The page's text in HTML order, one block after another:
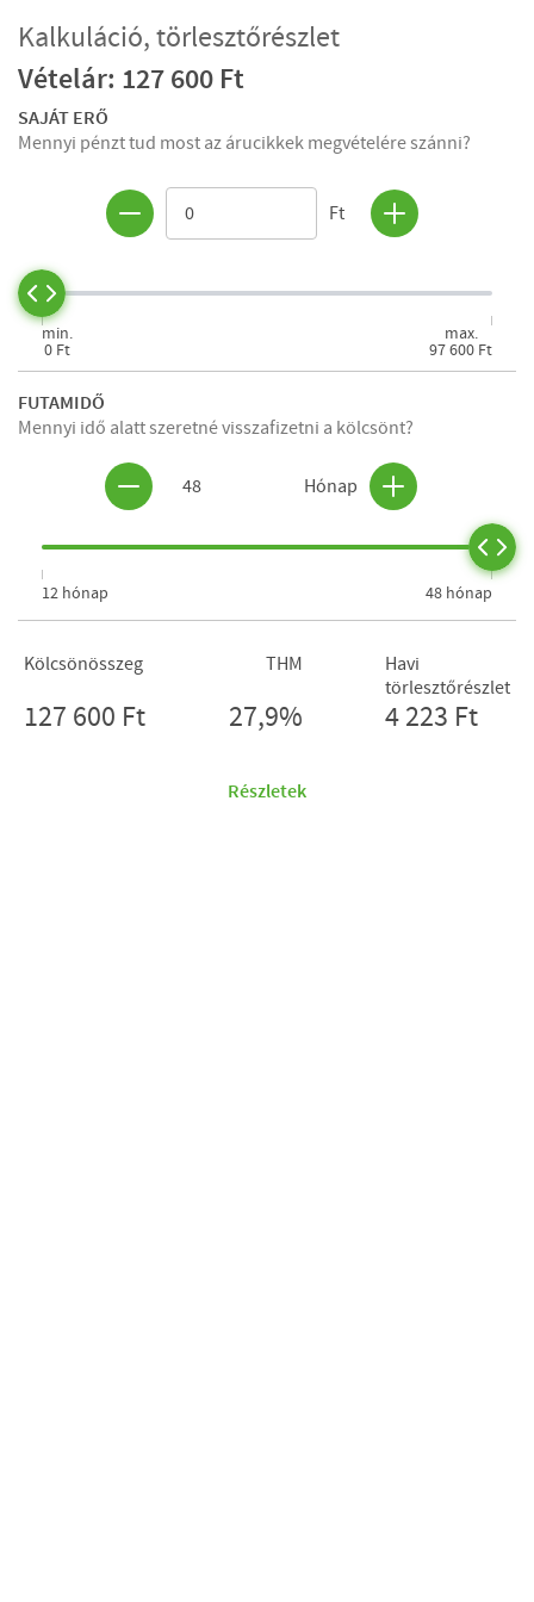
Kalkuláció, törlesztőrészlet
Vételár: 127 600 Ft
SAJÁT ERŐ
Mennyi pénzt tud most az árucikkek megvételére szánni?
Ft
min.
0 Ft
max.
97 600 Ft
FUTAMIDŐ
Mennyi idő alatt szeretné visszafizetni a kölcsönt?
48 Hónap
12 hónap 48 hónap
Kölcsönösszeg
127 600 Ft
THM
27,9%
Havi
törlesztőrészlet
4 223 Ft
Részletek